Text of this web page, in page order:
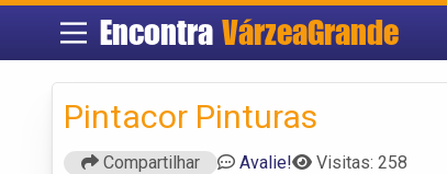
Encontra VárzeaGrande
Pintacor Pinturas
Compartilhar Avalie! Visitas: 258